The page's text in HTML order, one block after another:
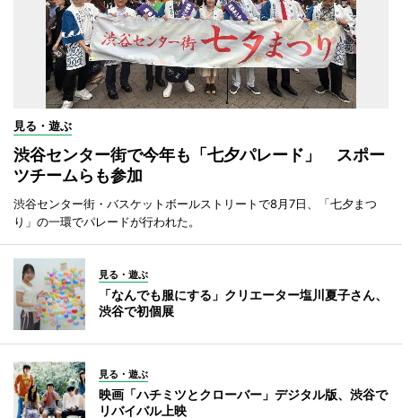
見る・遊ぶ
渋谷センター街で今年も「七夕パレード」 スポー
ツチームらも参加
渋谷センター街・バスケットボールストリートで8月7日、「七夕まつ
り」の一環でパレードが行われた。
見る・遊ぶ
「なんでも服にする」クリエーター塩川夏子さん、
渋谷で初個展
見る・遊ぶ
映画「ハチミツとクローバー」デジタル版、渋谷で
リバイバル上映